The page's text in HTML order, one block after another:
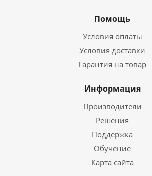
Помощь
Условия оплаты
Условия доставки
Гарантия на товар
Информация
Производители
Решения
Поддержка
Обучение
Карта сайта